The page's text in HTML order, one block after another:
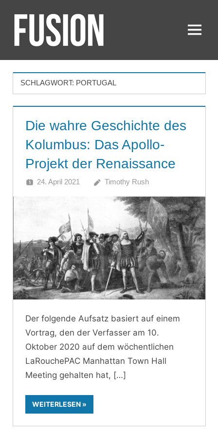
Inhalt
springenFUSION Menü
SCHLAGWORT: PORTUGAL
Die wahre Geschichte des
Kolumbus: Das Apollo-
Projekt der Renaissance
24. April 2021 Timothy Rush
Der folgende Aufsatz basiert auf einem
Vortrag, den der Verfasser am 10.
Oktober 2020 auf dem wöchentlichen
LaRouchePAC Manhattan Town Hall
Meeting gehalten hat,
WEITERLESEN